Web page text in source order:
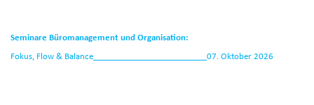
Seminare Büromanagement und Organisation:
Fokus, Flow & Balance 07. Oktober 2026